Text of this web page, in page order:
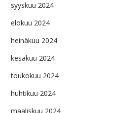
syyskuu 2024
elokuu 2024
heinäkuu 2024
kesäkuu 2024
toukokuu 2024
huhtikuu 2024
maaliskuu 2024